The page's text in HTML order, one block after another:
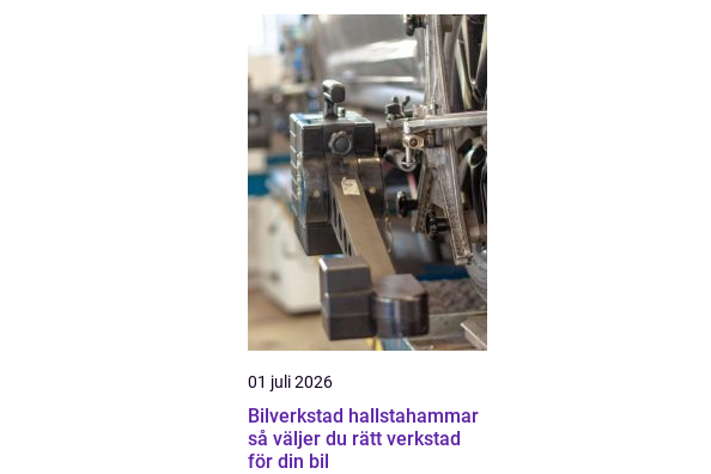
01 juli 2026
Bilverkstad hallstahammar
så väljer du rätt verkstad
för din bil